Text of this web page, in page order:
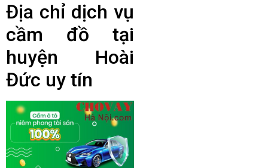
Địa chỉ dịch vụ
cầm đồ tại
huyện Hoài
Đức uy tín